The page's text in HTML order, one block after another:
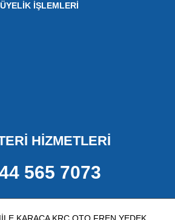
ÜYELİK İŞLEMLERİ
HİZMETLERİ
565 7073